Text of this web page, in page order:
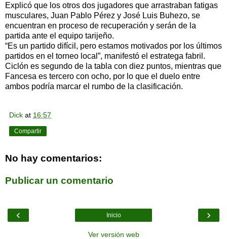
Explicó que los otros dos jugadores que arrastraban fatigas
musculares, Juan Pablo Pérez y José Luis Buhezo, se
encuentran en proceso de recuperación y serán de la
partida ante el equipo tarijeño.
“Es un partido difícil, pero estamos motivados por los últimos
partidos en el torneo local”, manifestó el estratega fabril.
Ciclón es segundo de la tabla con diez puntos, mientras que
Fancesa es tercero con ocho, por lo que el duelo entre
ambos podría marcar el rumbo de la clasificación.
Dick at 16:57
Compartir
No hay comentarios:
Publicar un comentario
‹ ›
Inicio
Ver versión web